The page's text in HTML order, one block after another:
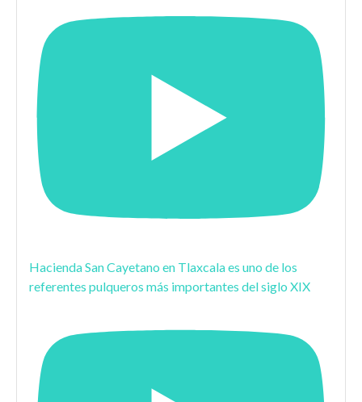
Hacienda San Cayetano en Tlaxcala es uno de los
referentes pulqueros más importantes del siglo XIX